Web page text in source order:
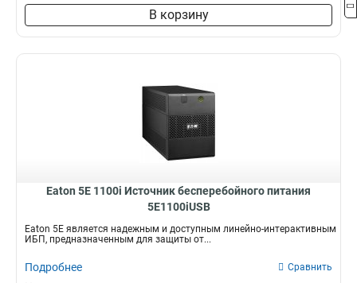
В корзину
Eaton 5E 1100i Источник бесперебойного питания
5E1100iUSB
Eaton 5E является надежным и доступным линейно-интерактивным
ИБП, предназначенным для защиты от...
Подробнее Сравнить